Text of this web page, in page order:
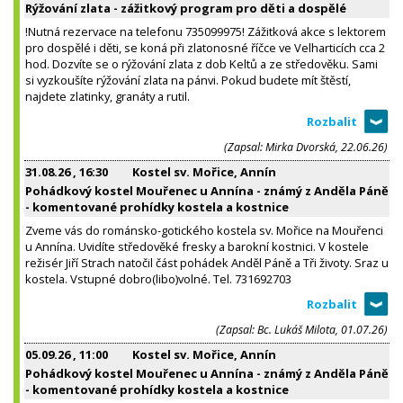
Rýžování zlata - zážitkový program pro děti a dospělé
!Nutná rezervace na telefonu 735099975! Zážitková akce s lektorem
pro dospělé i děti, se koná při zlatonosné říčce ve Velharticích cca 2
hod. Dozvíte se o rýžování zlata z dob Keltů a ze středověku. Sami
si vyzkoušíte rýžování zlata na pánvi. Pokud budete mít štěstí,
najdete zlatinky, granáty a rutil.
(Zapsal: Mirka Dvorská, 22.06.26)
31.08.26, 16:30
Kostel sv. Mořice, Annín
Pohádkový kostel Mouřenec u Annína - známý z Anděla Páně
- komentované prohídky kostela a kostnice
Zveme vás do románsko-gotického kostela sv. Mořice na Mouřenci
u Annína. Uvidíte středověké fresky a barokní kostnici. V kostele
režisér Jiří Strach natočil část pohádek Anděl Páně a Tři životy. Sraz u
kostela. Vstupné dobro(libo)volné. Tel. 731692703
(Zapsal: Bc. Lukáš Milota, 01.07.26)
05.09.26, 11:00
Kostel sv. Mořice, Annín
Pohádkový kostel Mouřenec u Annína - známý z Anděla Páně
- komentované prohídky kostela a kostnice